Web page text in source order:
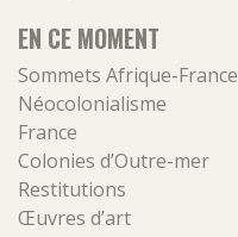
EN CE MOMENT
Sommets Afrique-France
Néocolonialisme
France
Colonies d’Outre-mer
Restitutions
Œuvres d’art